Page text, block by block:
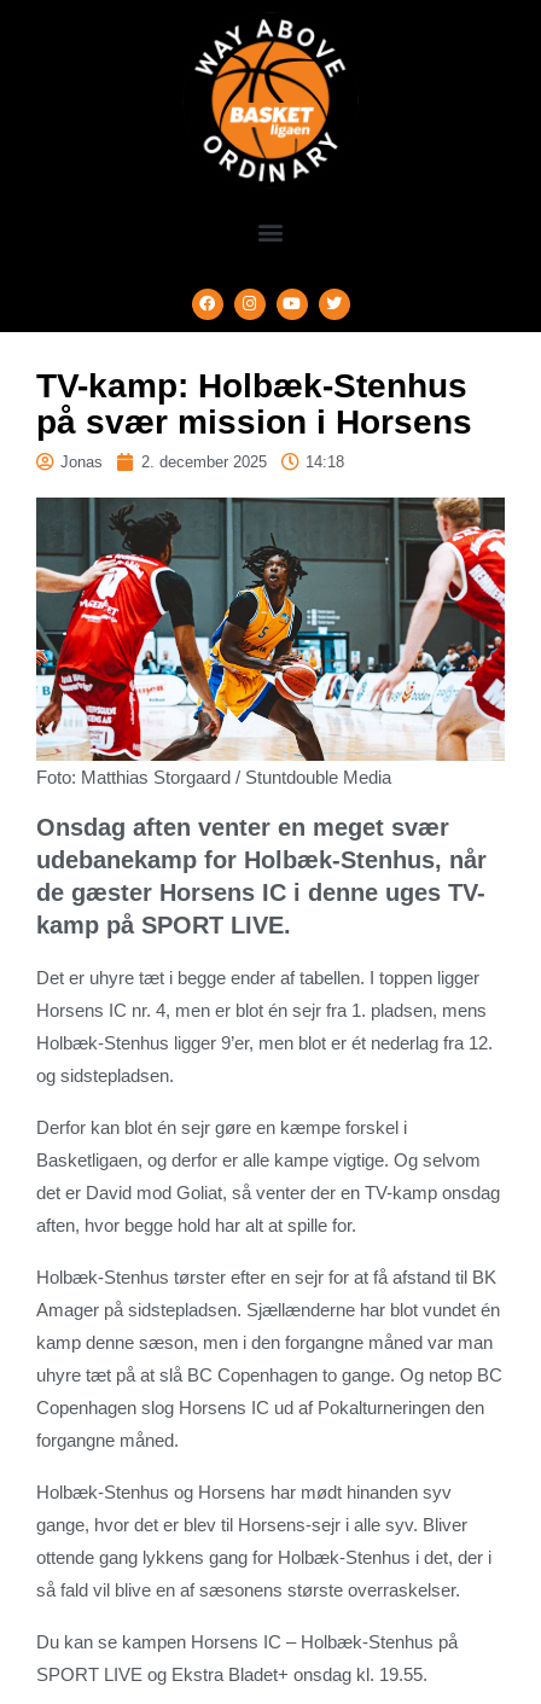
TV-kamp: Holbæk-Stenhus
på svær mission i Horsens
Jonas 2. december 2025 14:18
Foto: Matthias Storgaard / Stuntdouble Media
Onsdag aften venter en meget svær
udebanekamp for Holbæk-Stenhus, når
de gæster Horsens IC i denne uges TV-
kamp på SPORT LIVE.
Det er uhyre tæt i begge ender af tabellen. I toppen ligger
Horsens IC nr. 4, men er blot én sejr fra 1. pladsen, mens
Holbæk-Stenhus ligger 9’er, men blot er ét nederlag fra 12.
og sidstepladsen.
Derfor kan blot én sejr gøre en kæmpe forskel i
Basketligaen, og derfor er alle kampe vigtige. Og selvom
det er David mod Goliat, så venter der en TV-kamp onsdag
aften, hvor begge hold har alt at spille for.
Holbæk-Stenhus tørster efter en sejr for at få afstand til BK
Amager på sidstepladsen. Sjællænderne har blot vundet én
kamp denne sæson, men i den forgangne måned var man
uhyre tæt på at slå BC Copenhagen to gange. Og netop BC
Copenhagen slog Horsens IC ud af Pokalturneringen den
forgangne måned.
Holbæk-Stenhus og Horsens har mødt hinanden syv
gange, hvor det er blev til Horsens-sejr i alle syv. Bliver
ottende gang lykkens gang for Holbæk-Stenhus i det, der i
så fald vil blive en af sæsonens største overraskelser.
Du kan se kampen Horsens IC – Holbæk-Stenhus på
SPORT LIVE og Ekstra Bladet+ onsdag kl. 19.55.